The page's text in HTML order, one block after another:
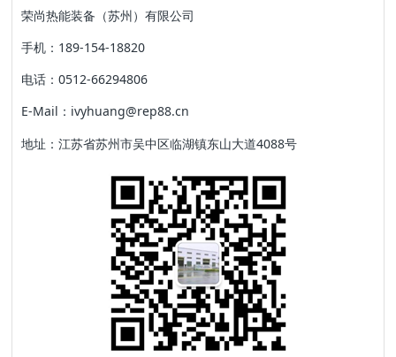
荣尚热能装备（苏州）有限公司
手机：189-154-18820
电话：0512-66294806
E-Mail：ivyhuang@rep88.cn
地址：江苏省苏州市吴中区临湖镇东山大道4088号